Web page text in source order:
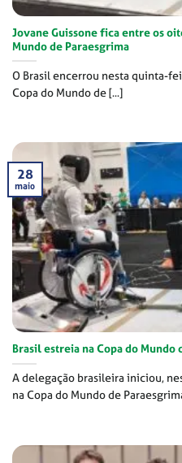
Jovane Guissone fica entre os
Mundo de Paraesgrima
O Brasil encerrou nesta quinta-
Copa do Mundo de [...]
Brasil estreia na Copa do Mundo
A delegação brasileira iniciou,
na Copa do Mundo de
28
maio